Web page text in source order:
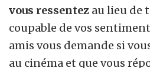
vous ressentez au lieu de
coupable de vos
amis vous demande si
au cinéma et que vous